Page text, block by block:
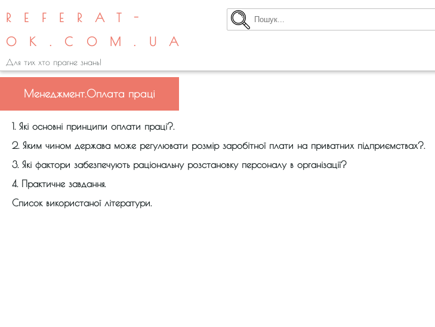
REFERAT-
OK.COM.UA
Для тих хто прагне знань!
Менеджмент.Оплата праці
1. Які основні принципи оплати праці?.
2. Яким чином держава може регулювати розмір заробітної плати на приватних підприємствах?.
3. Які фактори забезпечують раціональну розстановку персоналу в організації?
4. Практичне завдання.
Список використаної літератури.